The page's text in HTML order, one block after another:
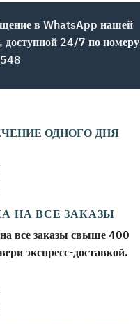
в WhatsApp нашей
доступной 24/7 по номеру
ОДНОГО ДНЯ
НА ВСЕ ЗАКАЗЫ
все заказы свыше 400
экспресс-доставкой.